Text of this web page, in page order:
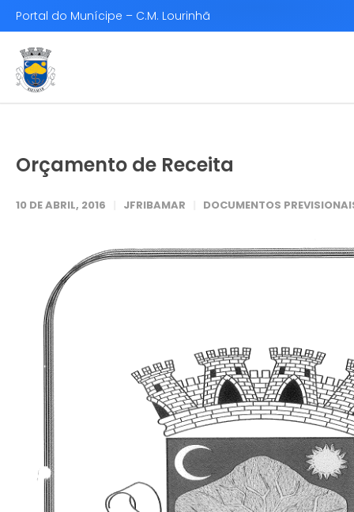
Portal do Munícipe – C.M. Lourinhã
Orçamento de Receita
10 DE ABRIL, 2016 JFRIBAMAR DOCUMENTOS